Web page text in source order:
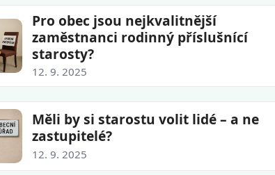
Pro obec jsou nejkvalitnější
zaměstnanci rodinný příslušnící
starosty?
12. 9. 2025
Měli by si starostu volit lidé – a ne
zastupitelé?
12. 9. 2025